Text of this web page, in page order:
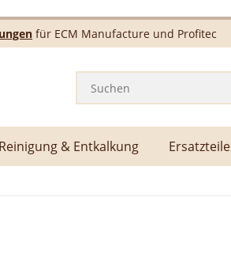
für ECM Manufacture und Profitec
Reinigung & Entkalkung Ersatzteile